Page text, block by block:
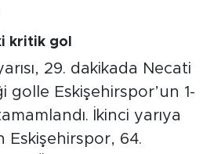
kritik gol
29. dakikada Necati
golle Eskişehirspor’un 1-
İkinci yarıya
Eskişehirspor, 64.